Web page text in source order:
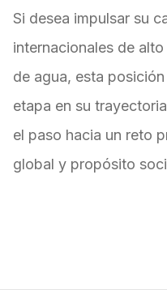
Si desea impulsar su
internacionales de
de agua, esta
etapa en su
el paso hacia un reto
global y propósito